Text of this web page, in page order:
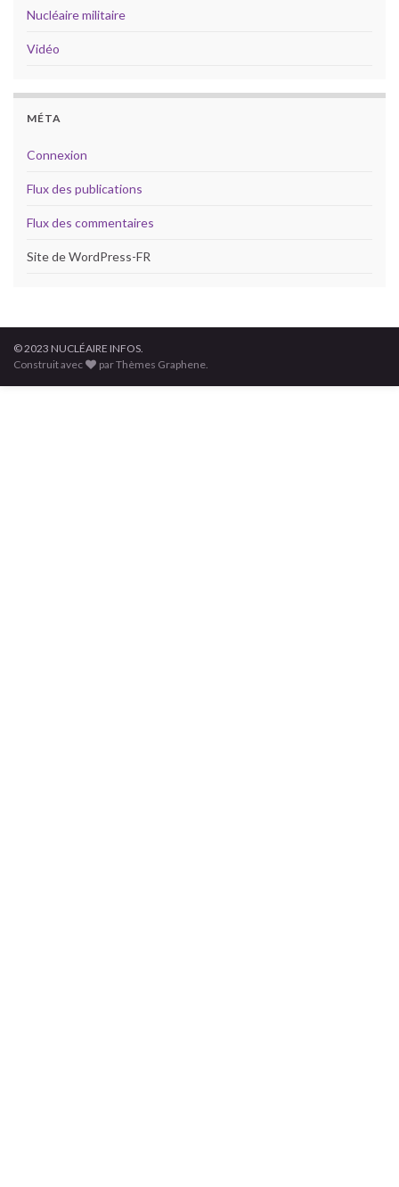
Nucléaire militaire
Vidéo
MÉTA
Connexion
Flux des publications
Flux des commentaires
Site de WordPress-FR
© 2023 NUCLÉAIRE INFOS.
Construit avec
par Thèmes Graphene.